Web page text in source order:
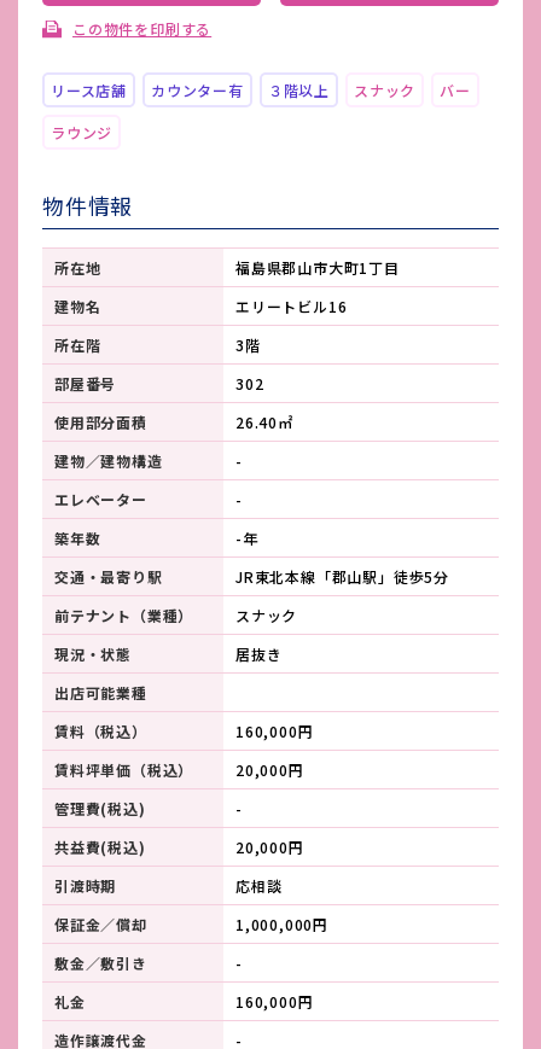
この物件を印刷する
リース店舗 カウンター有 ３階以上 スナック バー
ラウンジ
物件情報
所在地
福島県郡山市大町1丁目
建物名
エリートビル16
所在階
3階
部屋番号
302
使用部分面積
26.40㎡
建物／建物構造
-
エレベーター
-
築年数
-年
交通・最寄り駅
JR東北本線「郡山駅」徒歩5分
前テナント（業種）
スナック
現況・状態
居抜き
出店可能業種
賃料（税込）
160,000円
賃料坪単価（税込）
20,000円
管理費(税込)
-
共益費(税込)
20,000円
引渡時期
応相談
保証金／償却
1,000,000円
敷金／敷引き
-
礼金
160,000円
造作譲渡代金
-